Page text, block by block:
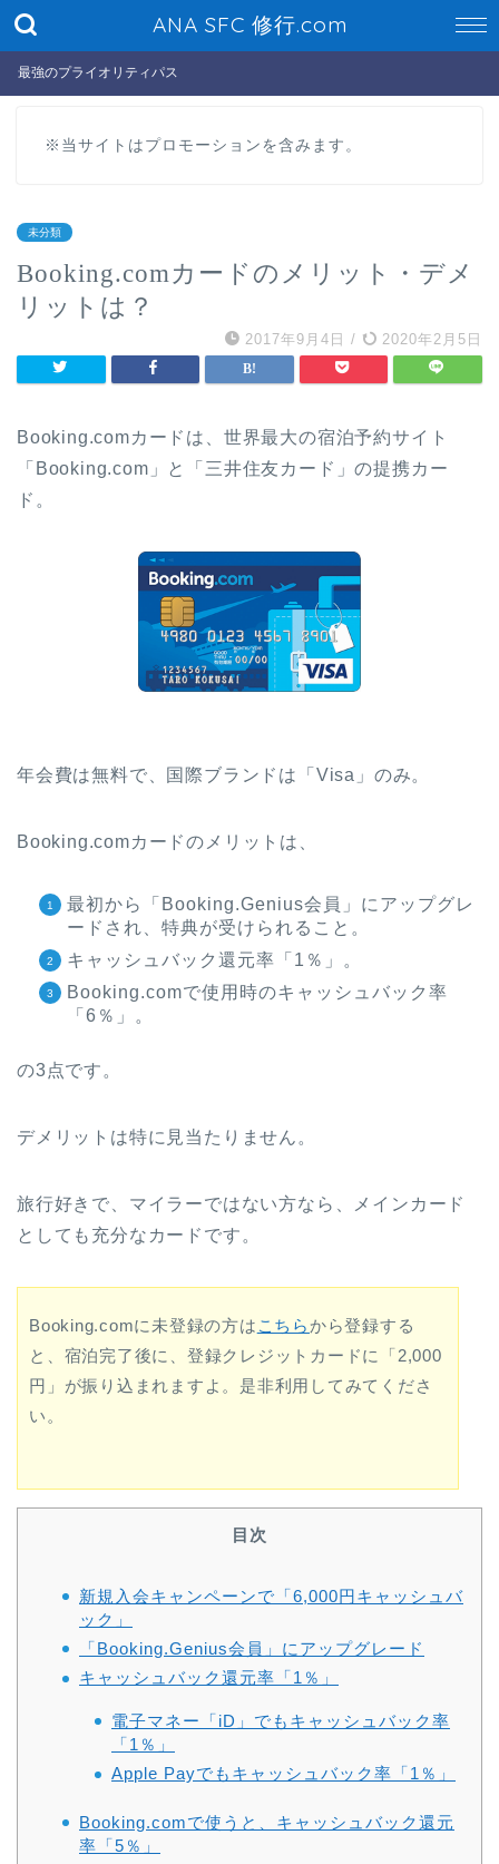
ANA SFC 修行.com
最強のプライオリティパス
※当サイトはプロモーションを含みます。
未分類
Booking.comカードのメリット・デメ
リットは？
2017年9月4日 / 2020年2月5日
Booking.comカードは、世界最大の宿泊予約サイト
「Booking.com」と「三井住友カード」の提携カー
ド。
年会費は無料で、国際ブランドは「Visa」のみ。
Booking.comカードのメリットは、
最初から「Booking.Genius会員」にアップグレ
ードされ、特典が受けられること。
キャッシュバック還元率「1％」。
Booking.comで使用時のキャッシュバック率
「6％」。
の3点です。
デメリットは特に見当たりません。
旅行好きで、マイラーではない方なら、メインカード
としても充分なカードです。
Booking.comに未登録の方は こちら から登録する
と、宿泊完了後に、登録クレジットカードに「2,000
円」が振り込まれますよ。是非利用してみてくださ
い。
目次
新規入会キャンペーンで「6,000円キャッシュバ
ック」
「Booking.Genius会員」にアップグレード
キャッシュバック還元率「1％」
電子マネー「iD」でもキャッシュバック率
「1％」
Apple Payでもキャッシュバック率「1％」
Booking.comで使うと、キャッシュバック還元
率「5％」